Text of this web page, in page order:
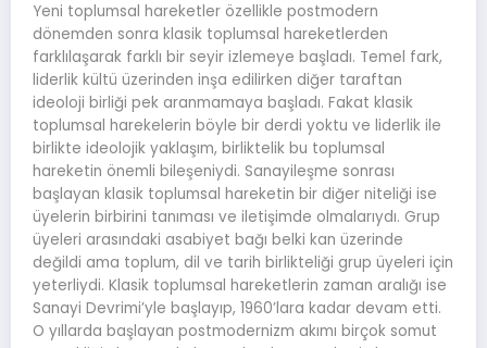
Yeni toplumsal hareketler özellikle postmodern
dönemden sonra klasik toplumsal hareketlerden
farklılaşarak farklı bir seyir izlemeye başladı. Temel fark,
liderlik kültü üzerinden inşa edilirken diğer taraftan
ideoloji birliği pek aranmamaya başladı. Fakat klasik
toplumsal harekelerin böyle bir derdi yoktu ve liderlik ile
birlikte ideolojik yaklaşım, birliktelik bu toplumsal
hareketin önemli bileşeniydi. Sanayileşme sonrası
başlayan klasik toplumsal hareketin bir diğer niteliği ise
üyelerin birbirini tanıması ve iletişimde olmalarıydı. Grup
üyeleri arasındaki asabiyet bağı belki kan üzerinde
değildi ama toplum, dil ve tarih birlikteliği grup üyeleri için
yeterliydi. Klasik toplumsal hareketlerin zaman aralığı ise
Sanayi Devrimi’yle başlayıp, 1960’lara kadar devam etti.
O yıllarda başlayan postmodernizm akımı birçok somut